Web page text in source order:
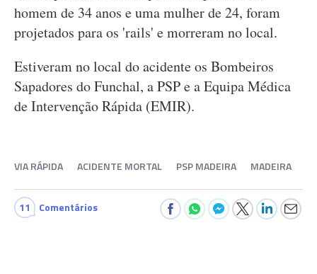
homem de 34 anos e uma mulher de 24, foram
projetados para os 'rails' e morreram no local.
Estiveram no local do acidente os Bombeiros
Sapadores do Funchal, a PSP e a Equipa Médica
de Intervenção Rápida (EMIR).
VIA RÁPIDA ACIDENTE MORTAL PSP MADEIRA MADEIRA
11 Comentários